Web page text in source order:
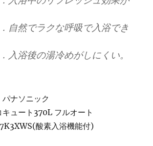
でラクな呼吸で入浴でき
後の湯冷めがしにくい。
ナソニック
ュート370L フルオート
酸素入浴機能付)